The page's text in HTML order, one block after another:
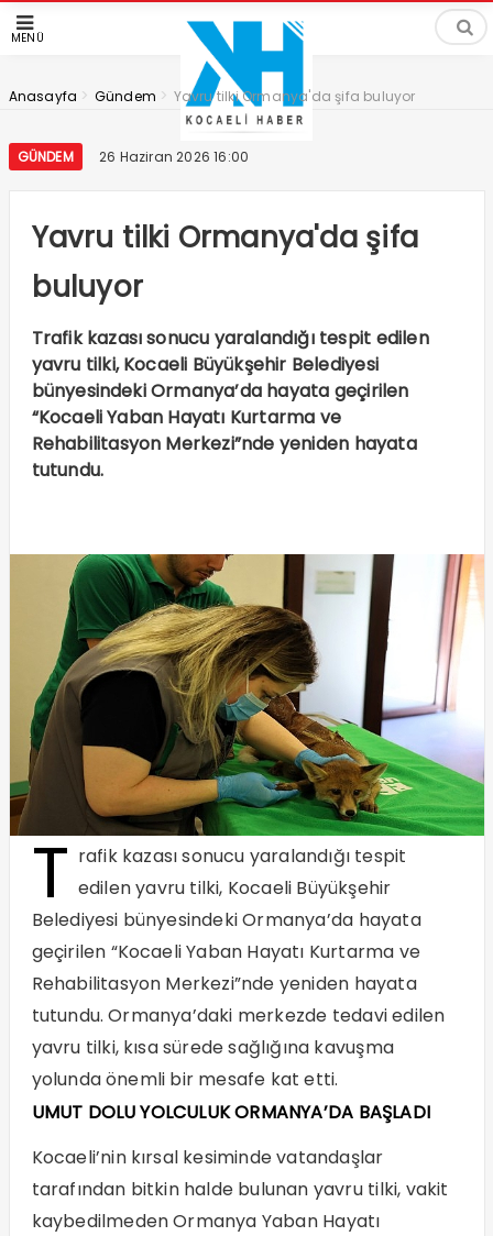
MENÜ
Anasayfa > Gündem > Yavru tilki Ormanya'da şifa buluyor
GÜNDEM 26 Haziran 2026 16:00
Yavru tilki Ormanya'da şifa
buluyor
Trafik kazası sonucu yaralandığı tespit edilen
yavru tilki, Kocaeli Büyükşehir Belediyesi
bünyesindeki Ormanya’da hayata geçirilen
“Kocaeli Yaban Hayatı Kurtarma ve
Rehabilitasyon Merkezi”nde yeniden hayata
tutundu.
T rafik kazası sonucu yaralandığı tespit
edilen yavru tilki, Kocaeli Büyükşehir
Belediyesi bünyesindeki Ormanya’da hayata
geçirilen “Kocaeli Yaban Hayatı Kurtarma ve
Rehabilitasyon Merkezi”nde yeniden hayata
tutundu. Ormanya’daki merkezde tedavi edilen
yavru tilki, kısa sürede sağlığına kavuşma
yolunda önemli bir mesafe kat etti.
UMUT DOLU YOLCULUK ORMANYA’DA BAŞLADI
Kocaeli’nin kırsal kesiminde vatandaşlar
tarafından bitkin halde bulunan yavru tilki, vakit
kaybedilmeden Ormanya Yaban Hayatı